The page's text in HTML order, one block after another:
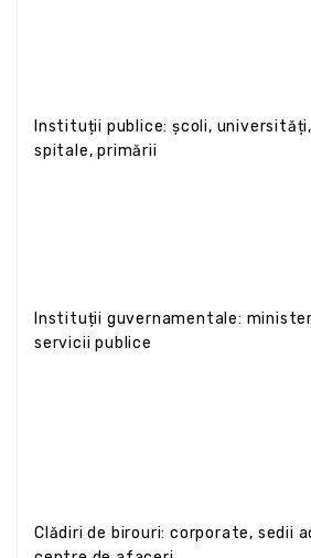
Instituții publice: școli,
spitale, primării
Instituții guvernamentale:
servicii publice
Clădiri de birouri: corporate, sedii